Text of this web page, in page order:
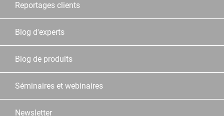
Reportages clients
Blog d'experts
Blog de produits
Séminaires et webinaires
Newsletter